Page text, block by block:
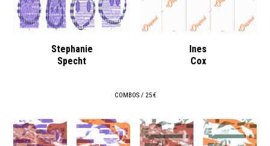
Stephanie
Specht
Ines
Cox
COMBOS / 25 €